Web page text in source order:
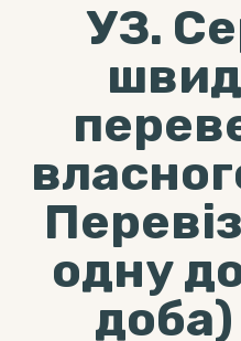
УЗ.
одну
доба)